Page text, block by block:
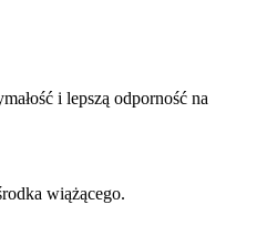
i lepszą odporność na
wiążącego.